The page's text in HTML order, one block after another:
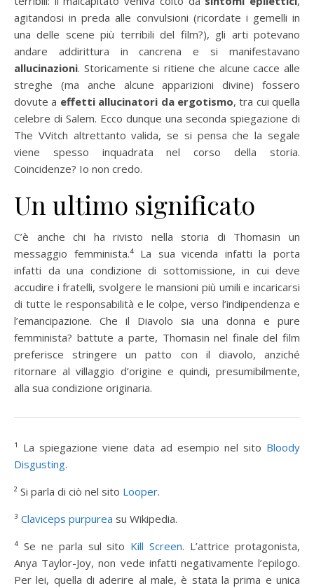
agitandosi in preda alle convulsioni (ricordate i gemelli in
una delle scene più terribili del film?), gli arti potevano
andare addirittura in cancrena e si manifestavano
allucinazioni. Storicamente si ritiene che alcune cacce alle
streghe (ma anche alcune apparizioni divine) fossero
dovute a effetti allucinatori da ergotismo, tra cui quella
celebre di Salem. Ecco dunque una seconda spiegazione di
The VVitch altrettanto valida, se si pensa che la segale
viene spesso inquadrata nel corso della storia.
Coincidenze? Io non credo.
Un ultimo significato
C’è anche chi ha rivisto nella storia di Thomasin un
messaggio femminista.⁴ La sua vicenda infatti la porta
infatti da una condizione di sottomissione, in cui deve
accudire i fratelli, svolgere le mansioni più umili e incaricarsi
di tutte le responsabilità e le colpe, verso l’indipendenza e
l’emancipazione. Che il Diavolo sia una donna e pure
femminista? battute a parte, Thomasin nel finale del film
preferisce stringere un patto con il diavolo, anziché
ritornare al villaggio d’origine e quindi, presumibilmente,
alla sua condizione originaria.
¹ La spiegazione viene data ad esempio nel sito Bloody
Disgusting.
² Si parla di ciò nel sito Looper.
³ Claviceps purpurea su Wikipedia.
⁴ Se ne parla sul sito Kill Screen. L’attrice protagonista,
Anya Taylor-Joy, non vede infatti negativamente l’epilogo.
Per lei, quella di aderire al male, è stata la prima e unica